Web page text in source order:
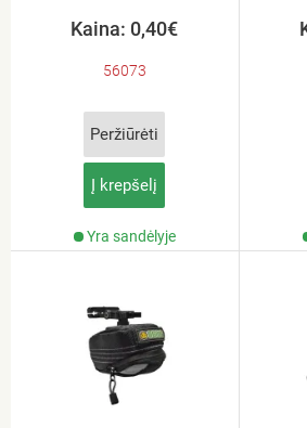
Kaina: 0,40€
56073
Peržiūrėti
Į krepšelį
Yra sandėlyje